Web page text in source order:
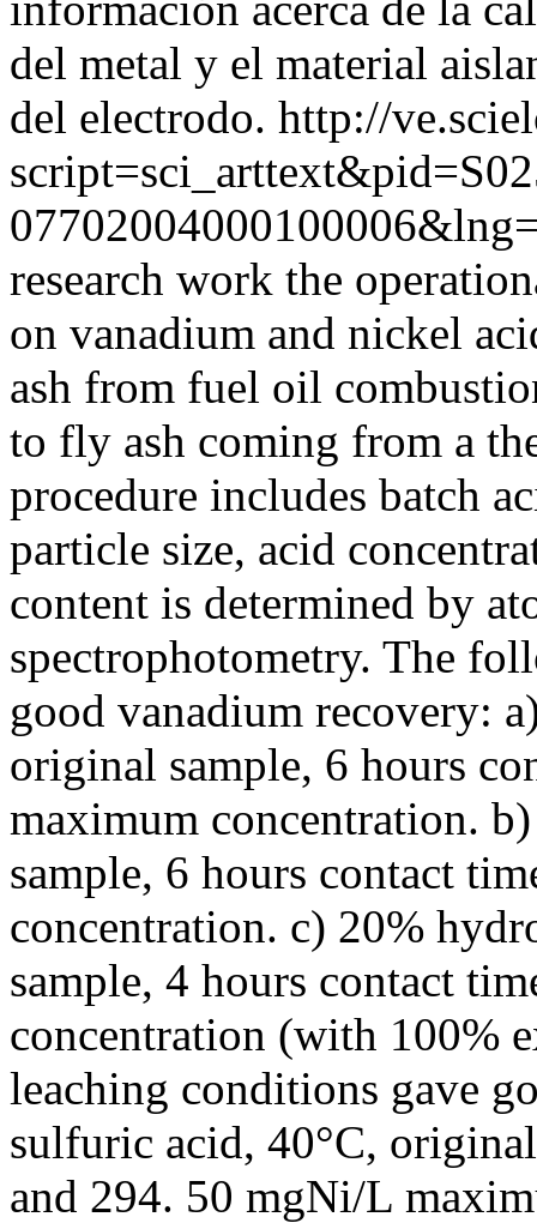
del metal y el material
del electrodo. http://
research work the
on vanadium and nickel
ash from fuel oil
to fly ash coming from a
procedure includes batch
particle size, acid
content is determined by
spectrophotometry. The
good vanadium recovery:
original sample, 6 hours
maximum concentration.
sample, 6 hours contact
concentration. c) 20%
sample, 4 hours contact
concentration (with 100%
leaching conditions gave
sulfuric acid, 40°C,
and 294. 50 mgNi/L